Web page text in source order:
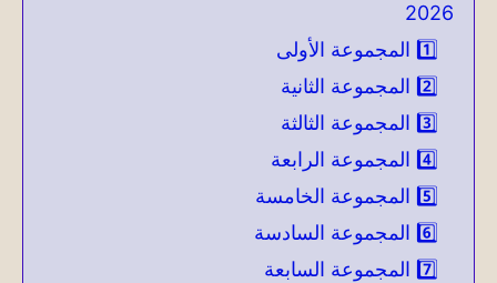
2026
1️⃣ المجموعة الأولى
2️⃣ المجموعة الثانية
3️⃣ المجموعة الثالثة
4️⃣ المجموعة الرابعة
5️⃣ المجموعة الخامسة
6️⃣ المجموعة السادسة
7️⃣ المجموعة السابعة